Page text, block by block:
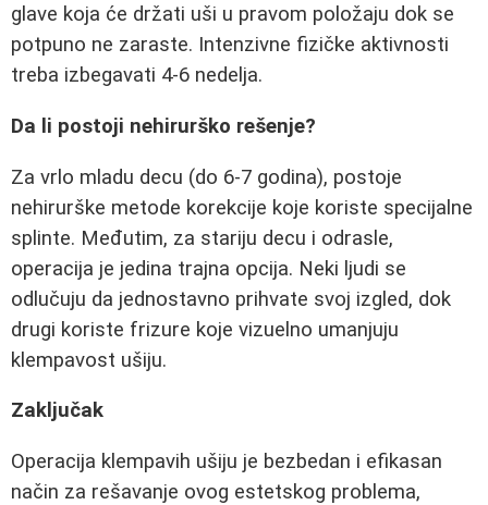
glave koja će držati uši u pravom položaju dok se
potpuno ne zaraste. Intenzivne fizičke aktivnosti
treba izbegavati 4-6 nedelja.
Da li postoji nehirurško rešenje?
Za vrlo mladu decu (do 6-7 godina), postoje
nehirurške metode korekcije koje koriste specijalne
splinte. Međutim, za stariju decu i odrasle,
operacija je jedina trajna opcija. Neki ljudi se
odlučuju da jednostavno prihvate svoj izgled, dok
drugi koriste frizure koje vizuelno umanjuju
klempavost ušiju.
Zaključak
Operacija klempavih ušiju je bezbedan i efikasan
način za rešavanje ovog estetskog problema,